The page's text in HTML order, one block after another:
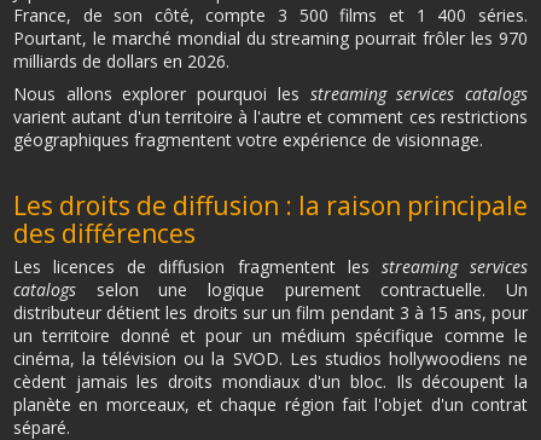
France, de son côté, compte 3 500 films et 1 400 séries.
Pourtant, le marché mondial du streaming pourrait frôler les 970
milliards de dollars en 2026.
Nous allons explorer pourquoi les streaming services catalogs
varient autant d'un territoire à l'autre et comment ces restrictions
géographiques fragmentent votre expérience de visionnage.
Les droits de diffusion : la raison principale
des différences
Les licences de diffusion fragmentent les streaming services
catalogsselon une logique purement contractuelle. Un
distributeur détient les droits sur un film pendant 3 à 15 ans, pour
un territoire donné et pour un médium spécifique comme le
cinéma, la télévision ou la SVOD. Les studios hollywoodiens ne
cèdent jamais les droits mondiaux d'un bloc. Ils découpent la
planète en morceaux, et chaque région fait l'objet d'un contrat
séparé.